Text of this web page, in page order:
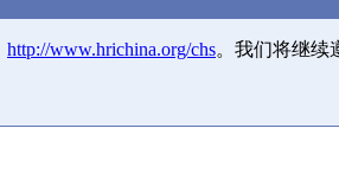
http://www.hrichina.org/chs。我们将继续